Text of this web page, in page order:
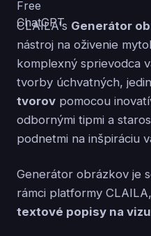
CLAILA's Generátor
nástroj na oživenie
komplexný sprievodca
tvorby úchvatných,
tvorov pomocou
odbornými tipmi a
podnetmi na inšpiráciu
Generátor obrázkov je
rámci platformy
textové popisy na